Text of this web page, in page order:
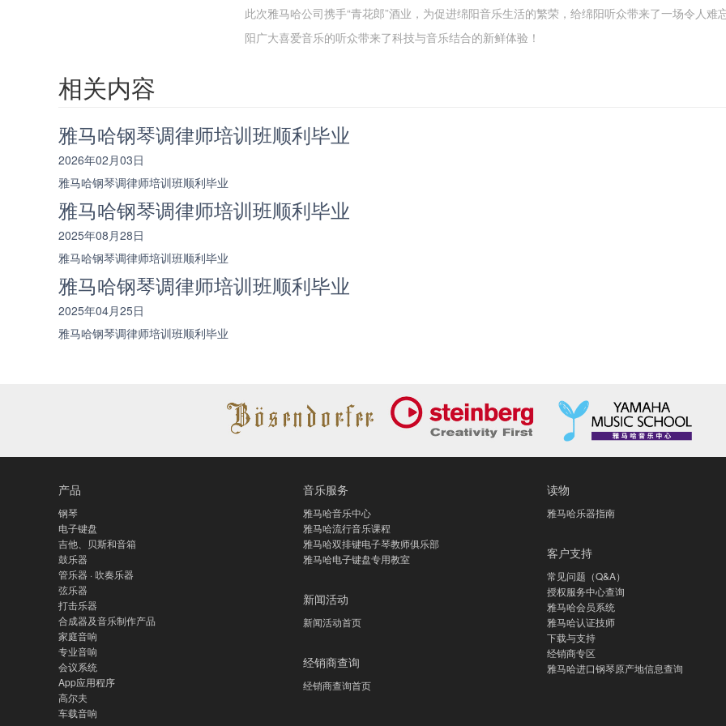
此次雅马哈公司携手“青花郎”酒业，为促进绵阳音乐生活的繁荣，给绵阳听众带来了一场令人难
阳广大喜爱音乐的听众带来了科技与音乐结合的新鲜体验！
相关内容
雅马哈钢琴调律师培训班顺利毕业
2026年02月03日
雅马哈钢琴调律师培训班顺利毕业
雅马哈钢琴调律师培训班顺利毕业
2025年08月28日
雅马哈钢琴调律师培训班顺利毕业
雅马哈钢琴调律师培训班顺利毕业
2025年04月25日
雅马哈钢琴调律师培训班顺利毕业
产品
钢琴
电子键盘
吉他、贝斯和音箱
鼓乐器
管乐器 · 吹奏乐器
弦乐器
打击乐器
合成器及音乐制作产品
家庭音响
专业音响
会议系统
App应用程序
高尔夫
车载音响
音乐服务
雅马哈音乐中心
雅马哈流行音乐课程
雅马哈双排键电子琴教师俱乐部
雅马哈电子键盘专用教室
新闻活动
新闻活动首页
经销商查询
经销商查询首页
读物
雅马哈乐器指南
客户支持
常见问题（Q&A）
授权服务中心查询
雅马哈会员系统
雅马哈认证技师
下载与支持
经销商专区
雅马哈进口钢琴原产地信息查询